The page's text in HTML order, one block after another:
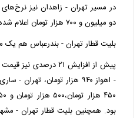
دو میلیون و ۷۰۰ هزار تومان اعلام شده است.
بلیت قطار تهران - بندرعباس هم یک میلیون و ۷۶۰
پیش از افزایش ۲۱